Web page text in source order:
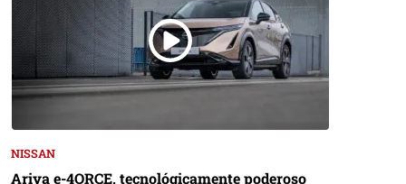
NISSAN
Ariya e-4ORCE, tecnológicamente poderoso